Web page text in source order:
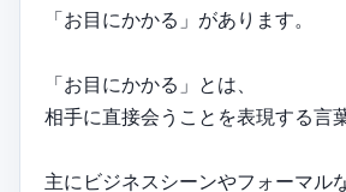
「お目にかかる」があります。
「お目にかかる」とは、
相手に直接会うことを表現する言葉
主にビジネスシーンやフォーマル